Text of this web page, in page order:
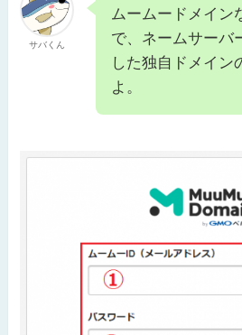
サバくん
ムームードメイン
で、ネームサーバ
した独自ドメイン
よ。